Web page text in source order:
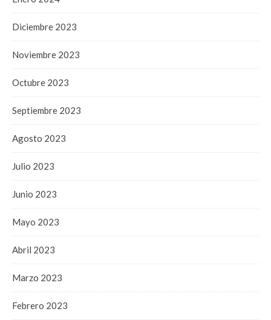
Diciembre 2023
Noviembre 2023
Octubre 2023
Septiembre 2023
Agosto 2023
Julio 2023
Junio 2023
Mayo 2023
Abril 2023
Marzo 2023
Febrero 2023